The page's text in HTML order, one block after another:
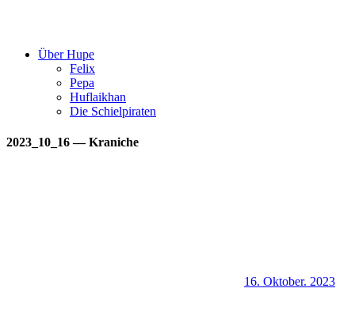
Über Hupe
Felix
Pepa
Huflaikhan
Die Schielpiraten
2023_10_16 — Kraniche
16. Oktober. 2023